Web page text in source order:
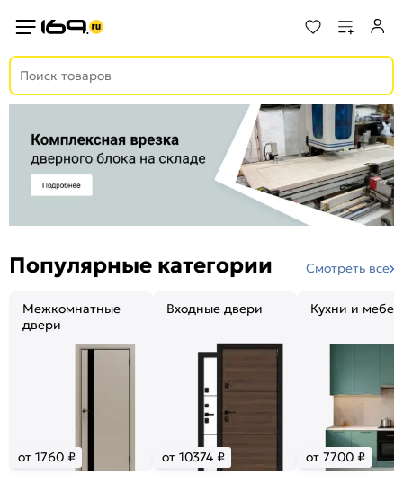
Популярные категории Смотреть все
Межкомнатные
двери
от 1760 ₽
Входные двери
от 10374 ₽
Кухни и
от 7700 ₽